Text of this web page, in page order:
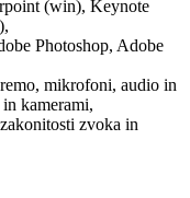
(win), Keynote
Photoshop, Adobe
mikrofoni, audio in
kamerami,
zvoka in